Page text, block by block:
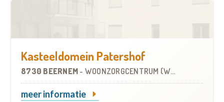
Kasteeldomein Patershof
8730 BEERNEM - WOONZORGCENTRUM (WZC)
meer informatie